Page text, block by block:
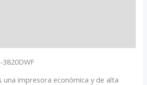
una impresora económica y de alta